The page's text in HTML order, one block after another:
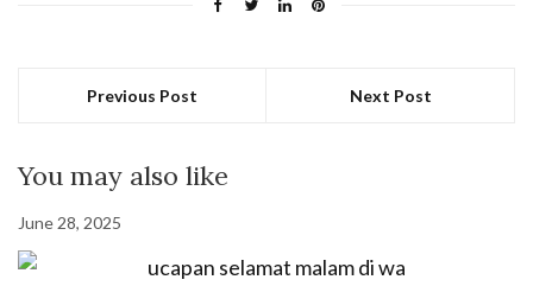
Previous Post Next Post
You may also like
June 28, 2025